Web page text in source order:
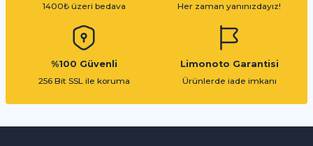
1400₺ üzeri bedava
Her zaman yanınızdayız!
%100 Güvenli
256 Bit SSL ile koruma
Limonoto Garantisi
Ürünlerde iade imkanı